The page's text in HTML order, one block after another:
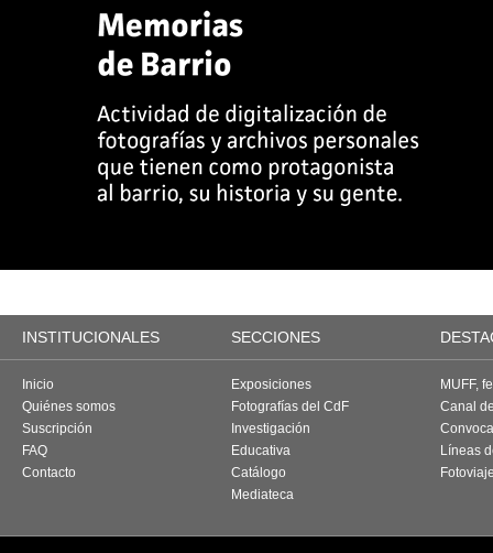
INSTITUCIONALES SECCIONES
Inicio
Quiénes somos
Suscripción
FAQ
Contacto
Exposiciones
Fotografías del CdF
Investigación
Educativa
Catálogo
Mediateca
MUFF,
Canal
Líneas